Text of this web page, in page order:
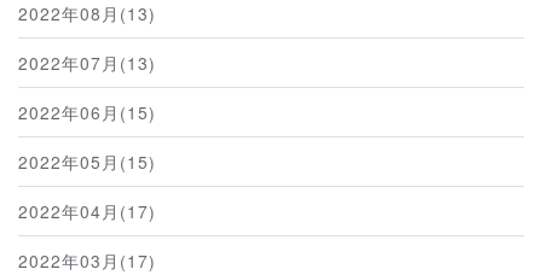
2022年08月(13)
2022年07月(13)
2022年06月(15)
2022年05月(15)
2022年04月(17)
2022年03月(17)